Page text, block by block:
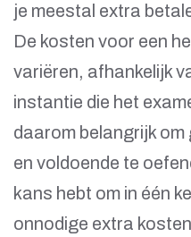
je meestal extra
De kosten voor een
variëren, afhankelijk
instantie die het
daarom belangrijk
en voldoende te
kans hebt om in één
onnodige extra